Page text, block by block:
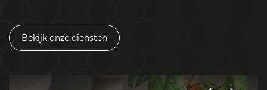
Bekijk onze diensten